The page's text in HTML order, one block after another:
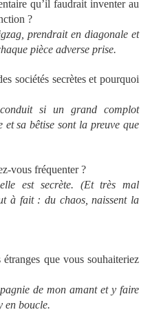
qu’il faudrait inventer au
?
prendrait en diagonale et
pièce adverse prise.
sociétés secrètes et pourquoi
si un grand complot
sa bêtise sont la preuve que
vous fréquenter ?
est secrète. (Et très mal
à fait : du chaos, naissent la
que vous souhaiteriez
de mon amant et y faire
en boucle.